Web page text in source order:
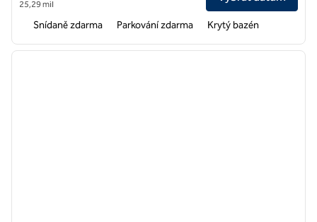
25,29 mil
Snídaně zdarma Parkování zdarma Krytý bazén
1 z 12
další